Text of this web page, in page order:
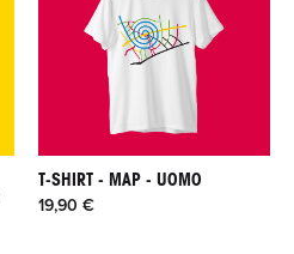
T-SHIRT - MAP - UOMO
19,90 €